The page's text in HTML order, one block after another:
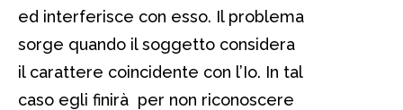
ed interferisce con esso. Il problema
sorge quando il soggetto considera
il carattere coincidente con l’Io. In tal
caso egli finirà per non riconoscere